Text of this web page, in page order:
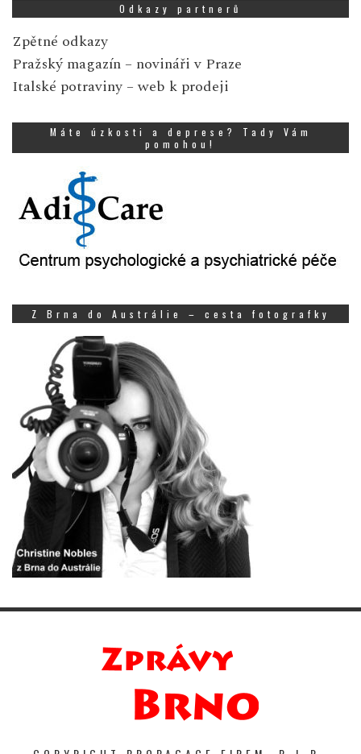
Odkazy partnerů
Zpětné odkazy
Pražský magazín – novináři v Praze
Italské potraviny – web k prodeji
Máte úzkosti a deprese? Tady Vám
pomohou!
Z Brna do Austrálie – cesta fotografky